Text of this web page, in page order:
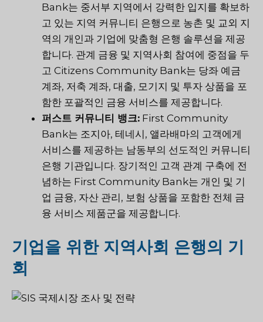
Bank는 중서부 지역에서 강력한 입지를 확보하
고 있는 지역 커뮤니티 은행으로 농촌 및 교외 지
역의 개인과 기업에 맞춤형 은행 솔루션을 제공
합니다. 관계 금융 및 지역사회 참여에 중점을 두
고 Citizens Community Bank는 당좌 예금
계좌, 저축 계좌, 대출, 모기지 및 투자 상품을 포
함한 포괄적인 금융 서비스를 제공합니다.
퍼스트 커뮤니티 뱅크: First Community
Bank는 조지아, 테네시, 앨라배마의 고객에게
서비스를 제공하는 남동부의 선도적인 커뮤니티
은행 기관입니다. 장기적인 고객 관계 구축에 전
념하는 First Community Bank는 개인 및 기
업 금융, 자산 관리, 보험 상품을 포함한 전체 금
융 서비스 제품군을 제공합니다.
기업을 위한 지역사회 은행의 기
회